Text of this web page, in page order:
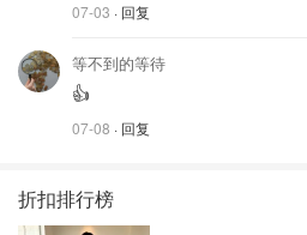
07-03 · 回复
等不到的等待
👍
07-08 · 回复
折扣排行榜